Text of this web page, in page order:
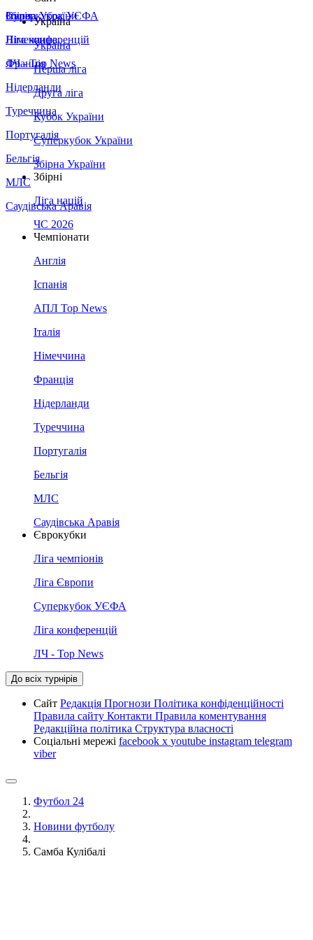
Збірна України
Італія
Німеччина
Франція
Нідерланди
Туреччина
Португалія
Бельгія
МЛС
Саудівська Аравія
Суперкубок УЄФА
Ліга конференцій
ЛЧ - Top News
Україна
Україна
Перша ліга
Друга ліга
Кубок України
Суперкубок України
Збірна України
Збірні
Ліга націй
ЧС 2026
Чемпіонати
Англія
Іспанія
АПЛ Top News
Італія
Німеччина
Франція
Нідерланди
Туреччина
Португалія
Бельгія
МЛС
Саудівська Аравія
Єврокубки
Ліга чемпіонів
Ліга Європи
Суперкубок УЄФА
Ліга конференцій
ЛЧ - Top News
До всіх турнірів
Сайт Редакція Прогнози Політика конфіденційності
Правила сайту Контакти Правила коментування
Редакційна політика Структура власності
Соціальні мережі facebook x youtube instagram telegram
viber
Футбол 24
Новини футболу
Самба Кулібалі